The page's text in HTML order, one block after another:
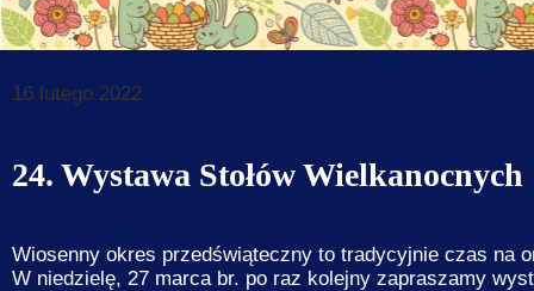
16 lutego 2022
24. Wystawa Stołów Wielkanocnych
Wiosenny okres przedświąteczny to tradycyjnie czas na
W niedzielę, 27 marca br. po raz kolejny zapraszamy
Klauzule